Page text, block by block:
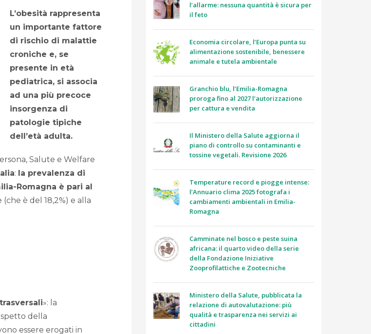
L’obesità rappresenta
un importante fattore
di rischio di malattie
croniche e, se
presente in età
pediatrica, si associa
ad una più precoce
insorgenza di
patologie tipiche
dell’età adulta.
Salute e Welfare
: la prevalenza di
Romagna è pari al
è del 18,2%) e alla
»: la
della
essere erogati in
l’allarme: nessuna quantità è sicura per
il feto
Economia circolare, l’Europa punta su
alimentazione sostenibile, benessere
animale e tutela ambientale
Granchio blu, l’Emilia-Romagna
proroga fino al 2027 l’autorizzazione
per cattura e vendita
Il Ministero della Salute aggiorna il
piano di controllo su contaminanti e
tossine vegetali. Revisione 2026
Temperature record e piogge intense:
l’Annuario clima 2025 fotografa i
cambiamenti ambientali in Emilia-
Romagna
Camminate nel bosco e peste suina
africana: il quarto video della serie
della Fondazione Iniziative
Zooprofilattiche e Zootecniche
Ministero della Salute, pubblicata la
relazione di autovalutazione: più
qualità e trasparenza nei servizi ai
cittadini